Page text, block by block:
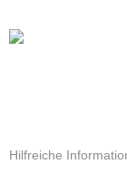
Hilfreiche